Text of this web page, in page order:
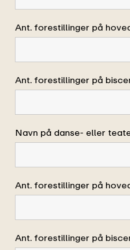
Ant. forestillinger på
Ant. forestillinger på
Navn på danse- eller
Ant. forestillinger på
Ant. forestillinger på